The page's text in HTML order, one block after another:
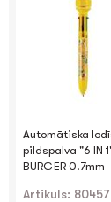
Automātiska
pildspalva "6 IN
BURGER 0.7mm
Artikuls: 80457